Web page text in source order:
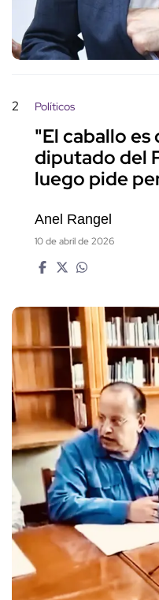
2 Políticos
"El caballo es
diputado del
luego pide
Anel Rangel
10 de abril de 2026